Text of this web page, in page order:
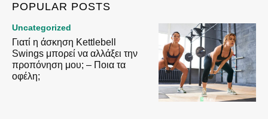
POPULAR POSTS
Uncategorized
Γιατί η άσκηση Kettlebell
Swings μπορεί να αλλάξει την
προπόνηση μου; – Ποια τα
οφέλη;